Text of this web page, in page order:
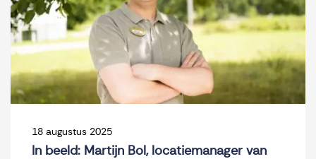
18 augustus 2025
In beeld: Martijn Bol, locatiemanager van